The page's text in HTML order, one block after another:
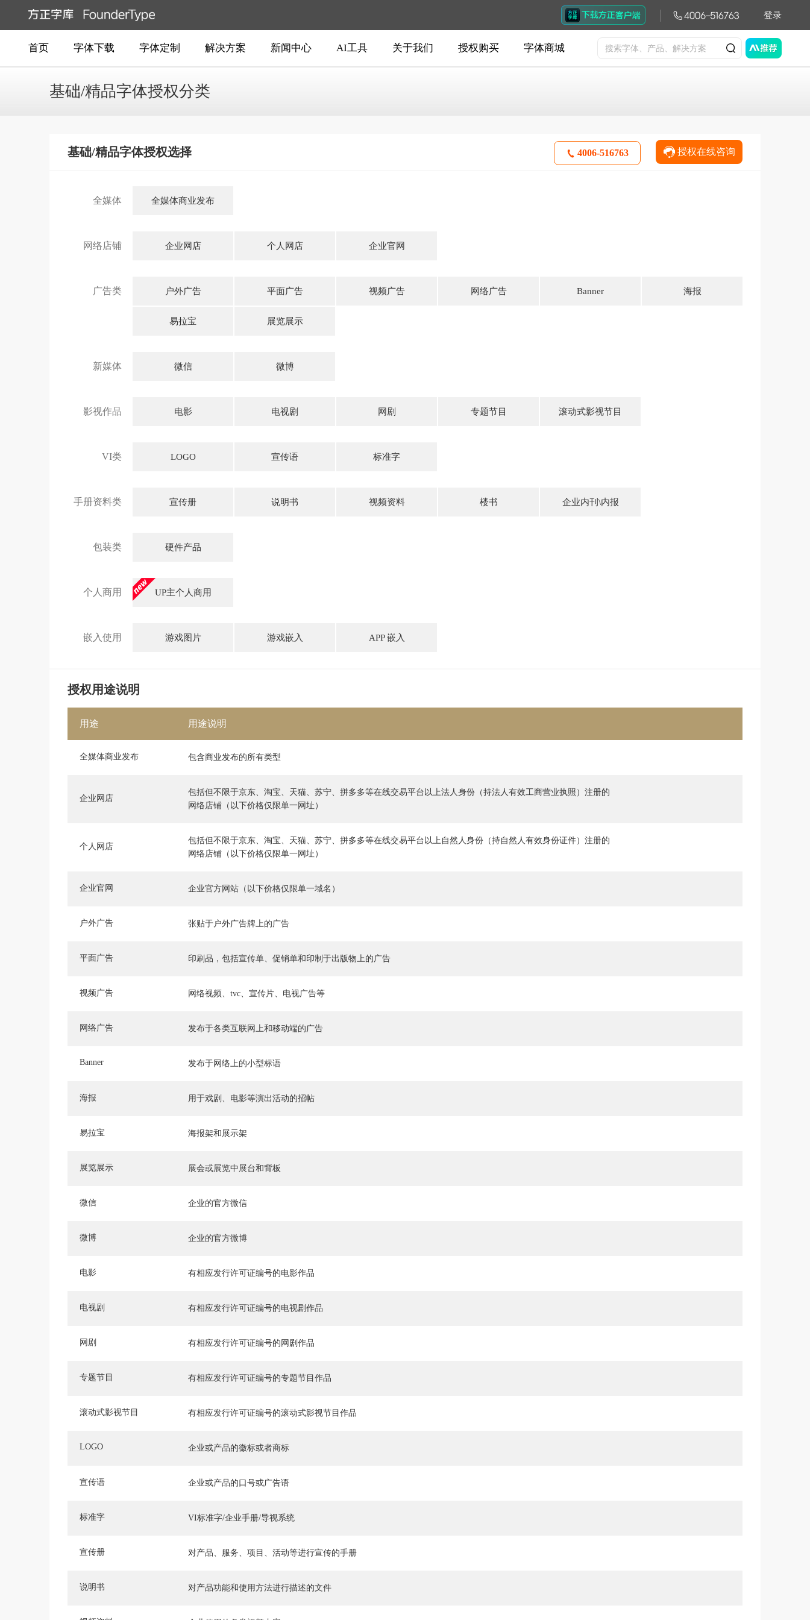
登录
首页 字体下载 字体定制 解决方案 新闻中心 AI工具 关于我们 授权购买 字体商城
基础/精品字体授权分类
基础/精品字体授权选择 授权在线咨询
4006-516763
全媒体 全媒体商业发布
网络店铺 企业网店 个人网店 企业官网
广告类 户外广告 平面广告 视频广告 网络广告 Banner 海报
易拉宝 展览展示
新媒体 微信 微博
影视作品 电影 电视剧 网剧 专题节目 滚动式影视节目
VI类 LOGO 宣传语 标准字
手册资料类 宣传册 说明书 视频资料 楼书 企业内刊\内报
包装类 硬件产品
个人商用 UP主个人商用
嵌入使用 游戏图片 游戏嵌入 APP 嵌入
授权用途说明
用途 用途说明
全媒体商业发布 包含商业发布的所有类型
企业网店
包括但不限于京东、淘宝、天猫、苏宁、拼多多等在线交易平台以上法人身份（持法人有效工商营业执照）注册的
网络店铺（以下价格仅限单一网址）
个人网店
包括但不限于京东、淘宝、天猫、苏宁、拼多多等在线交易平台以上自然人身份（持自然人有效身份证件）注册的
网络店铺（以下价格仅限单一网址）
企业官网 企业官方网站（以下价格仅限单一域名）
户外广告 张贴于户外广告牌上的广告
平面广告 印刷品，包括宣传单、促销单和印制于出版物上的广告
视频广告 网络视频、tvc、宣传片、电视广告等
网络广告 发布于各类互联网上和移动端的广告
Banner 发布于网络上的小型标语
海报 用于戏剧、电影等演出活动的招帖
易拉宝 海报架和展示架
展览展示 展会或展览中展台和背板
微信 企业的官方微信
微博 企业的官方微博
电影 有相应发行许可证编号的电影作品
电视剧 有相应发行许可证编号的电视剧作品
网剧 有相应发行许可证编号的网剧作品
专题节目 有相应发行许可证编号的专题节目作品
滚动式影视节目 有相应发行许可证编号的滚动式影视节目作品
LOGO 企业或产品的徽标或者商标
宣传语 企业或产品的口号或广告语
标准字 VI标准字/企业手册/导视系统
宣传册 对产品、服务、项目、活动等进行宣传的手册
说明书 对产品功能和使用方法进行描述的文件